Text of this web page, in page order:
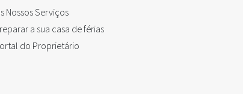
Nossos Serviços
a sua casa de férias
do Proprietário